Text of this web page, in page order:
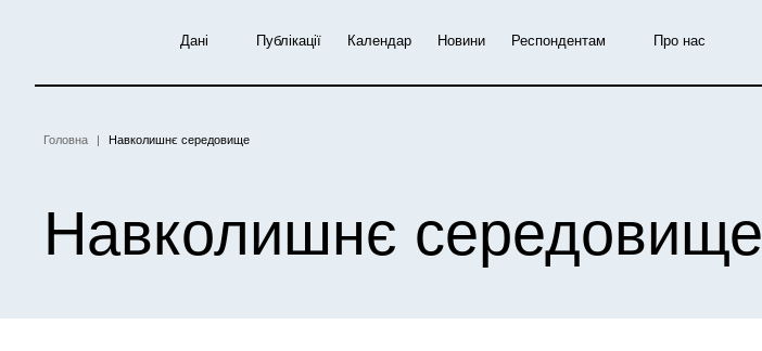
Дані Публікації Календар Новини Респондентам Про нас
Рядок
Головна Навколишнє середовище
Навколишнє середовище